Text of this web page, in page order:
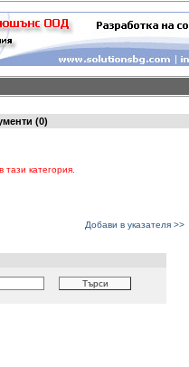
(0)
категория.
Добави в указателя >>